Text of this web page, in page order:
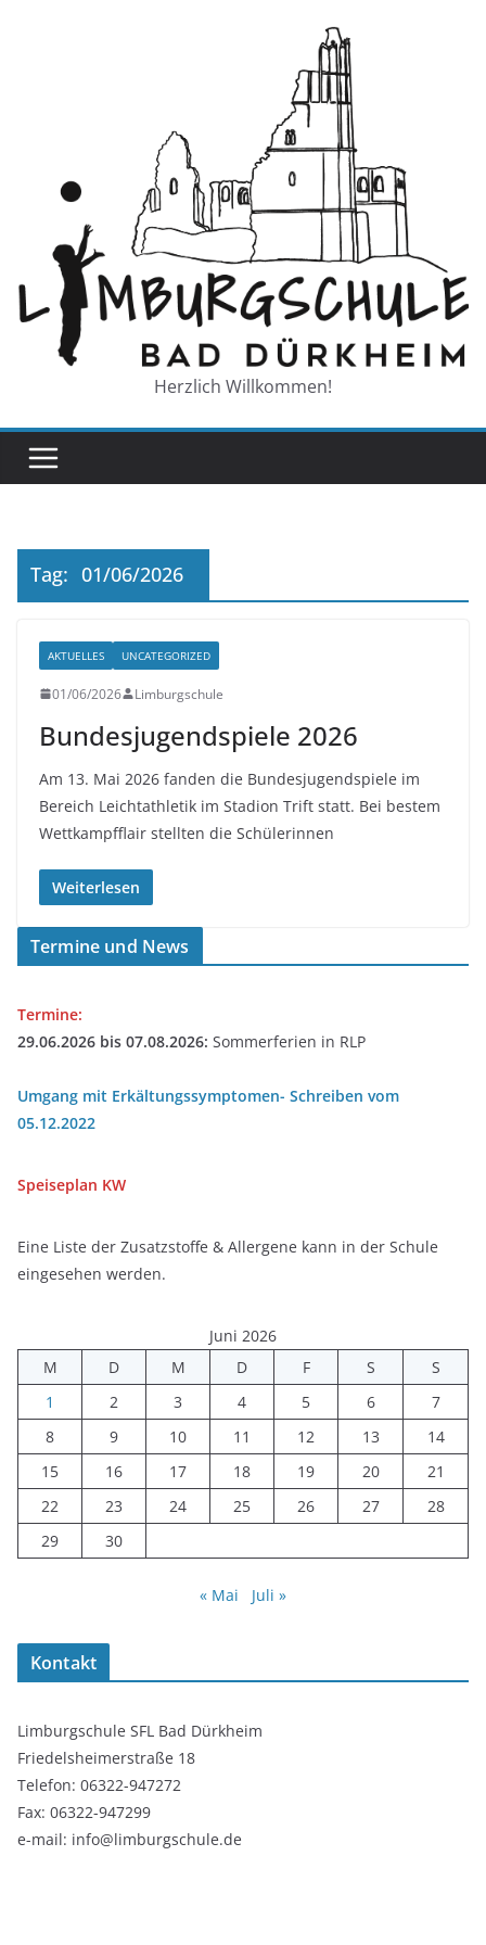
Herzlich Willkommen!
Tag: 01/06/2026
AKTUELLES UNCATEGORIZED
01/06/2026 Limburgschule
Bundesjugendspiele 2026
Am 13. Mai 2026 fanden die Bundesjugendspiele im
Bereich Leichtathletik im Stadion Trift statt. Bei bestem
Wettkampfflair stellten die Schülerinnen
Weiterlesen
Termine und News
Termine:
29.06.2026 bis 07.08.2026: Sommerferien in RLP
Umgang mit Erkältungssymptomen- Schreiben vom
05.12.2022
Speiseplan KW
Eine Liste der Zusatzstoffe & Allergene kann in der Schule
eingesehen werden.
Juni 2026
M
D M D F S
S
1
2 3 4 5 6
7
8
9 10 11 12 13
14
15
16 17 18 19 20
21
22
23 24 25 26 27
28
29
30
« Mai Juli »
Kontakt
Limburgschule SFL Bad Dürkheim
Friedelsheimerstraße 18
Telefon: 06322-947272
Fax: 06322-947299
e-mail: info@limburgschule.de